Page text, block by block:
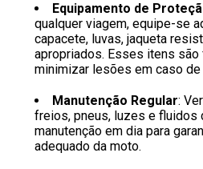
Equipamento de
qualquer viagem, equipe-se
capacete, luvas, jaqueta
apropriados. Esses itens são
minimizar lesões em caso de
Manutenção Regular:
freios, pneus, luzes e fluidos
manutenção em dia para
adequado da moto.